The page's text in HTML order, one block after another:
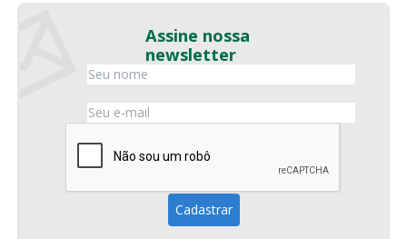
Assine nossa
newsletter